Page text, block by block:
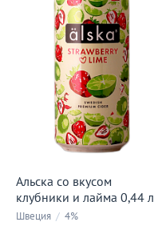
Альска со вкусом
клубники и лайма 0,44 л
Швеция / 4%